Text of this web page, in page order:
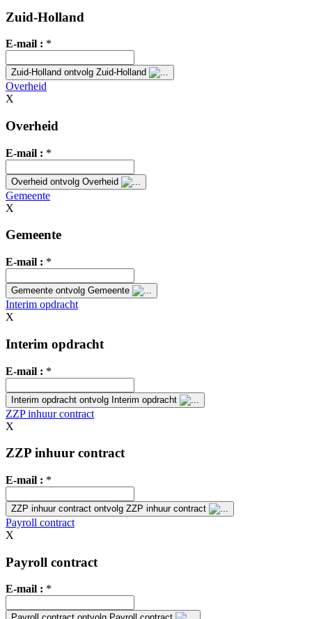
Zuid-Holland
E-mail : *
Zuid-Holland ontvolg Zuid-Holland
Overheid
X
Overheid
E-mail : *
Overheid ontvolg Overheid
Gemeente
X
Gemeente
E-mail : *
Gemeente ontvolg Gemeente
Interim opdracht
X
Interim opdracht
E-mail : *
Interim opdracht ontvolg Interim opdracht
ZZP inhuur contract
X
ZZP inhuur contract
E-mail : *
ZZP inhuur contract ontvolg ZZP inhuur contract
Payroll contract
X
Payroll contract
E-mail : *